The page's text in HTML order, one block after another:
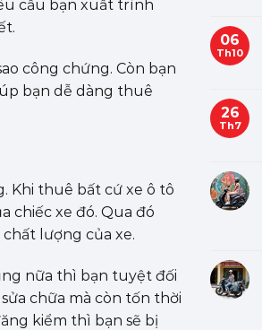
cầu bạn xuất trình
công chứng. Còn bạn
bạn dễ dàng thuê
Khi thuê bất cứ xe ô tô
chiếc xe đó. Qua đó
lượng của xe.
nữa thì bạn tuyệt đối
chữa mà còn tốn thời
kiểm thì bạn sẽ bị
06
Th10
26
Th7